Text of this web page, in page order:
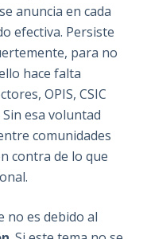
anuncia en cada
efectiva. Persiste
para no
hace falta
OPIS, CSIC
esa voluntad
comunidades
contra de lo que
no es debido al